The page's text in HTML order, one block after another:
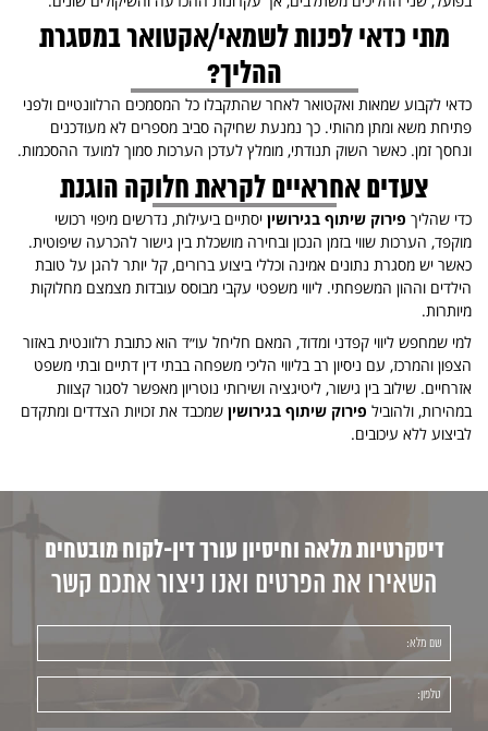
מתי כדאי לפנות לשמאי/אקטואר במסגרת
ההליך?
כדאי לקבוע שמאות ואקטואר לאחר שהתקבלו כל המסמכים הרלוונטיים ולפני
פתיחת משא ומתן מהותי. כך נמנעת שחיקה סביב מספרים לא מעודכנים
ונחסך זמן. כאשר השוק תנודתי, מומלץ לעדכן הערכות סמוך למועד ההסכמות.
צעדים אחראיים לקראת חלוקה הוגנת
כדי שהליך פירוק שיתוף בגירושין יסתיים ביעילות, נדרשים מיפוי רכושי
מוקפד, הערכות שווי בזמן הנכון ובחירה מושכלת בין גישור להכרעה שיפוטית.
כאשר יש מסגרת נתונים אמינה וכללי ביצוע ברורים, קל יותר להגן על טובת
הילדים וההון המשפחתי. ליווי משפטי עקבי מבוסס עובדות מצמצם מחלוקות
מיותרות.
למי שמחפש ליווי קפדני ומדוד, המאם חליחל עו״ד הוא כתובת רלוונטית באזור
הצפון והמרכז, עם ניסיון רב בליווי הליכי משפחה בבתי דין דתיים ובתי משפט
אזרחיים. שילוב בין גישור, ליטיגציה ושירותי נוטריון מאפשר לסגור קצוות
במהירות, ולהוביל פירוק שיתוף בגירושין שמכבד את זכויות הצדדים ומתקדם
לביצוע ללא עיכובים.
דיסקרטיות מלאה וחיסיון עורך דין-לקוח מובטחים
השאירו את הפרטים ואנו ניצור אתכם קשר